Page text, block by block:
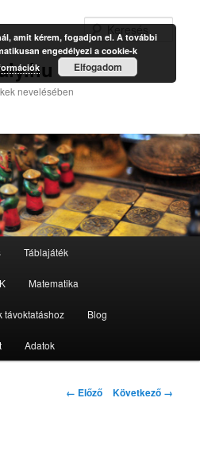
nevelésében
Táblajáték
Matematika
távoktatáshoz Blog
Adatok
Kép
← Előző Következő →
amit kérem, fogadjon el. A további
engedélyezi a cookie-k
Elfogadom